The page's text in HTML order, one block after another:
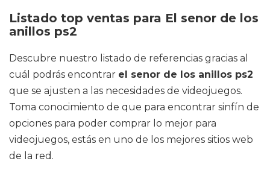
Listado top ventas para El senor de los
anillos ps2
Descubre nuestro listado de referencias gracias al
cuál podrás encontrar el senor de los anillos ps2
que se ajusten a las necesidades de videojuegos.
Toma conocimiento de que para encontrar sinfín de
opciones para poder comprar lo mejor para
videojuegos, estás en uno de los mejores sitios web
de la red.